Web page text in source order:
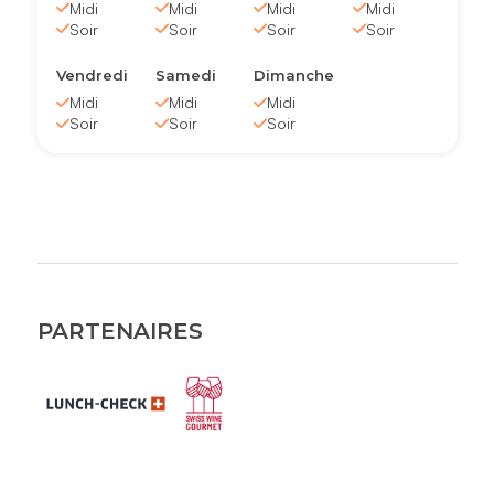
Midi
Soir
Midi
Soir
Midi
Soir
Midi
Soir
Vendredi
Midi
Soir
Samedi
Midi
Soir
Dimanche
Midi
Soir
PARTENAIRES